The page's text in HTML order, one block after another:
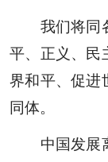
我们将同各
平、正义、民
界和平、促进
同体。
中国发展离